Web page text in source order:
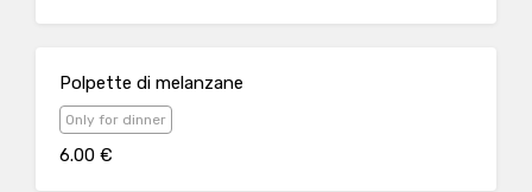
Polpette di melanzane
Only for dinner
6.00 €